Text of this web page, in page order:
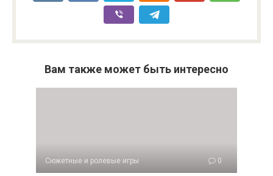
Вам также может быть интересно
Сюжетные и ролевые игры 0